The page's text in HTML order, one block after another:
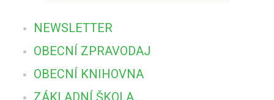
NEWSLETTER
OBECNÍ ZPRAVODAJ
OBECNÍ KNIHOVNA
ZÁKLADNÍ ŠKOLA